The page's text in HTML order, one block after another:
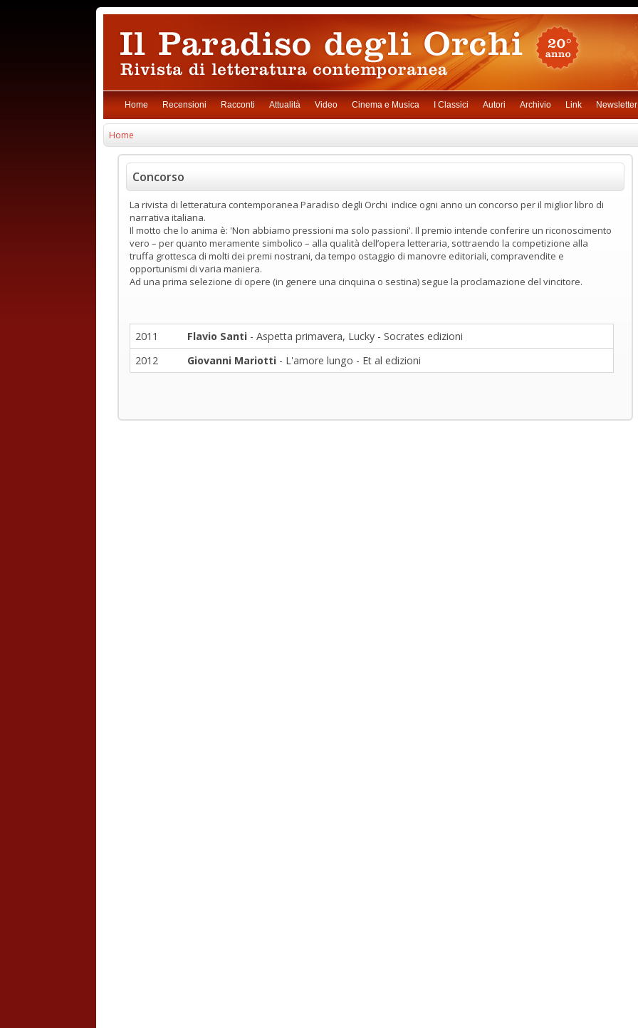
Home Recensioni Racconti Attualità Video Cinema e Musica I Classici Autori Archivio Link Newsletter
Home
Concorso
La rivista di letteratura contemporanea Paradiso degli Orchi indice ogni anno un concorso per il miglior libro di
narrativa italiana.
Il motto che lo anima è: 'Non abbiamo pressioni ma solo passioni'. Il premio intende conferire un riconoscimento
vero – per quanto meramente simbolico – alla qualità dell’opera letteraria, sottraendo la competizione alla
truffa grottesca di molti dei premi nostrani, da tempo ostaggio di manovre editoriali, compravendite e
opportunismi di varia maniera.
Ad una prima selezione di opere (in genere una cinquina o sestina) segue la proclamazione del vincitore.
2011 Flavio Santi- Aspetta primavera, Lucky - Socrates edizioni
2012
Giovanni Mariotti- L'amore lungo - Et al edizioni